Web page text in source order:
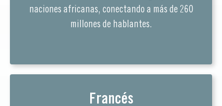
naciones africanas, conectando a más de 260
millones de hablantes.
Francés